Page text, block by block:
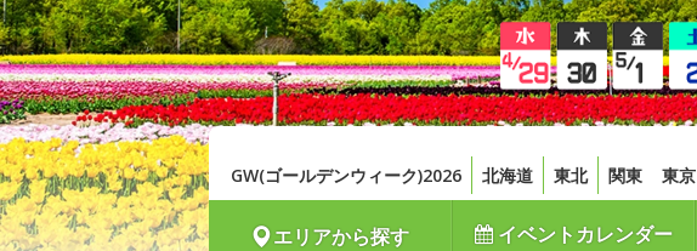
GW(ゴールデンウィーク)2026 北海道 東北 関東 東京
エリアから探す イベントカレンダー